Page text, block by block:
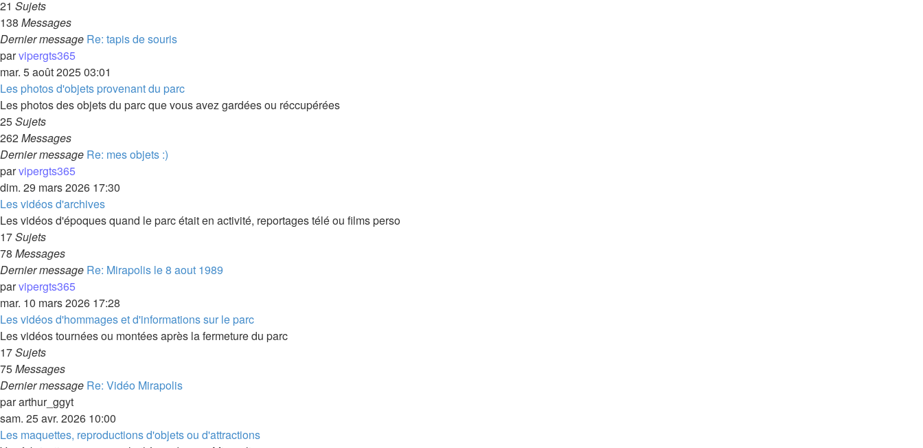
21 Sujets
138 Messages
Dernier message Re: tapis de souris
parvipergts365
mar. 5 août 2025 03:01
Les photos d'objets provenant du parc
Les photos des objets du parc que vous avez gardées ou réccupérées
25Sujets
262Messages
Dernier message Re: mes objets :)
parvipergts365
dim. 29 mars 2026 17:30
Les vidéos d'archives
Les vidéos d'époques quand le parc était en activité, reportages télé ou films perso
17Sujets
78 Messages
Dernier message Re: Mirapolis le 8 aout 1989
parvipergts365
mar. 10 mars 2026 17:28
Les vidéos d'hommages et d'informations sur le parc
Les vidéos tournées ou montées après la fermeture du parc
17Sujets
75Messages
Dernier message Re: Vidéo Mirapolis
pararthur_ggyt
sam. 25 avr. 2026 10:00
Les maquettes, reproductions d'objets ou d'attractions